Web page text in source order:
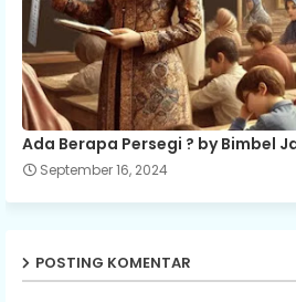
Ada Berapa Persegi ? by Bimbel
September 16, 2024
POSTING KOMENTAR